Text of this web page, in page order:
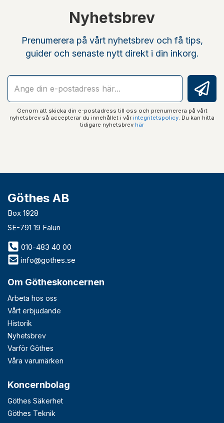
Nyhetsbrev
Prenumerera på vårt nyhetsbrev och få tips,
guider och senaste nytt direkt i din inkorg.
Genom att skicka din e-postadress till oss och prenumerera på vårt
nyhetsbrev så accepterar du innehållet i vår integritetspolicy . Du kan hitta
tidigare nyhetsbrev här
Göthes AB
Box 1928
SE-791 19 Falun
010-483 40 00
info@gothes.se
Om Götheskoncernen
Arbeta hos oss
Vårt erbjudande
Historik
Nyhetsbrev
Varför Göthes
Våra varumärken
Koncernbolag
Göthes Säkerhet
Göthes Teknik